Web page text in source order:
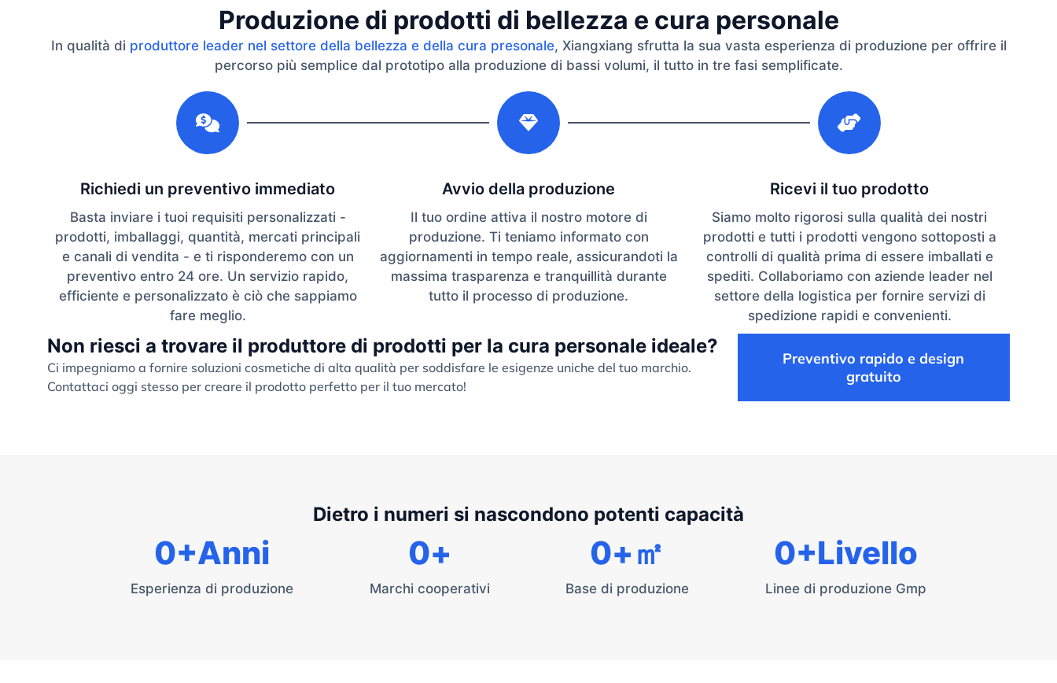
Produzione di prodotti di bellezza e cura personale
In qualità di produttore leader nel settore della bellezza e della cura presonale, Xiangxiang sfrutta la sua vasta esperienza di produzione per offrire il
percorso più semplice dal prototipo alla produzione di bassi volumi, il tutto in tre fasi semplificate.
Richiedi un preventivo immediato
Basta inviare i tuoi requisiti personalizzati -
prodotti, imballaggi, quantità, mercati principali
e canali di vendita - e ti risponderemo con un
preventivo entro 24 ore. Un servizio rapido,
efficiente e personalizzato è ciò che sappiamo
fare meglio.
Avvio della produzione
Il tuo ordine attiva il nostro motore di
produzione. Ti teniamo informato con
aggiornamenti in tempo reale, assicurandoti la
massima trasparenza e tranquillità durante
tutto il processo di produzione.
Ricevi il tuo prodotto
Siamo molto rigorosi sulla qualità dei nostri
prodotti e tutti i prodotti vengono sottoposti a
controlli di qualità prima di essere imballati e
spediti. Collaboriamo con aziende leader nel
settore della logistica per fornire servizi di
spedizione rapidi e convenienti.
Non riesci a trovare il produttore di prodotti per la cura personale ideale?
Ci impegniamo a fornire soluzioni cosmetiche di alta qualità per soddisfare le esigenze uniche del tuo marchio.
Contattaci oggi stesso per creare il prodotto perfetto per il tuo mercato!
Preventivo rapido e design
gratuito
Dietro i numeri si nascondono potenti capacità
Esperienza di produzione
0+Anni
Marchi cooperativi
0+
Base di produzione
0+㎡
Linee di produzione Gmp
0+Livello